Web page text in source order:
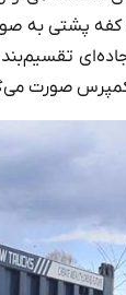
پشتی به صورت
کمپرس صورت